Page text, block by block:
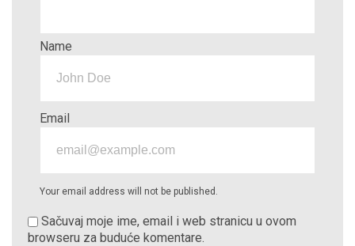
Name
Email
Your email address will not be published.
Sačuvaj moje ime, email i web stranicu u ovom
browseru za buduće komentare.